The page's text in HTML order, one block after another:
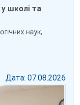
школі та
наук,
Дата: 07.08.2026